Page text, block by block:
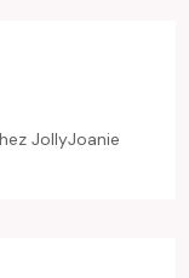
JollyJoanie